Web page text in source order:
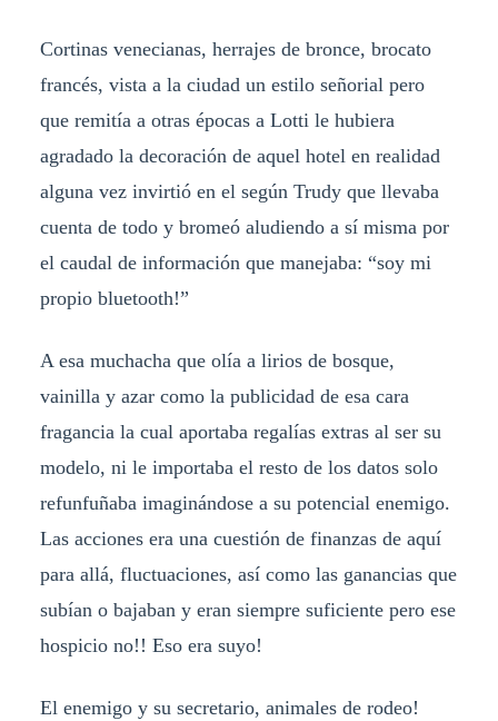
Cortinas venecianas, herrajes de bronce, brocato
francés, vista a la ciudad un estilo señorial pero
que remitía a otras épocas a Lotti le hubiera
agradado la decoración de aquel hotel en realidad
alguna vez invirtió en el según Trudy que llevaba
cuenta de todo y bromeó aludiendo a sí misma por
el caudal de información que manejaba: “soy mi
propio bluetooth!”
A esa muchacha que olía a lirios de bosque,
vainilla y azar como la publicidad de esa cara
fragancia la cual aportaba regalías extras al ser su
modelo, ni le importaba el resto de los datos solo
refunfuñaba imaginándose a su potencial enemigo.
Las acciones era una cuestión de finanzas de aquí
para allá, fluctuaciones, así como las ganancias que
subían o bajaban y eran siempre suficiente pero ese
hospicio no!! Eso era suyo!
El enemigo y su secretario, animales de rodeo!